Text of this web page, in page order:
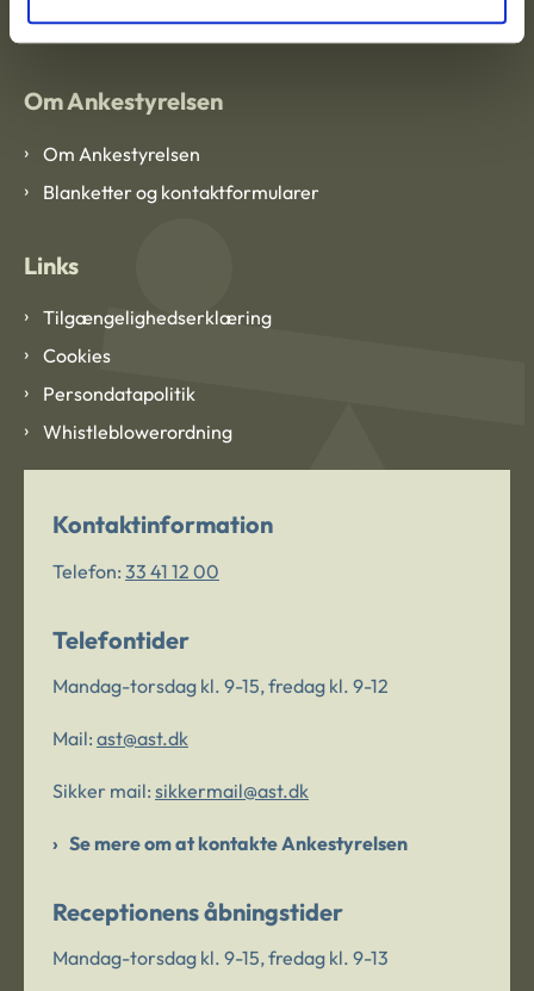
Om Ankestyrelsen
Om Ankestyrelsen
Blanketter og kontaktformularer
Links
Tilgængelighedserklæring
Cookies
Persondatapolitik
Whistleblowerordning
Kontaktinformation
Telefon: 33 41 12 00
Telefontider
Mandag-torsdag kl. 9-15, fredag kl. 9-12
Mail: ast@ast.dk
Sikker mail: sikkermail@ast.dk
Se mere om at kontakte Ankestyrelsen
Receptionens åbningstider
Mandag-torsdag kl. 9-15, fredag kl. 9-13